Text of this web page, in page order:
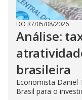
DO R7/05/08/2026
Análise:
brasileira
Economista Daniel
Brasil para o